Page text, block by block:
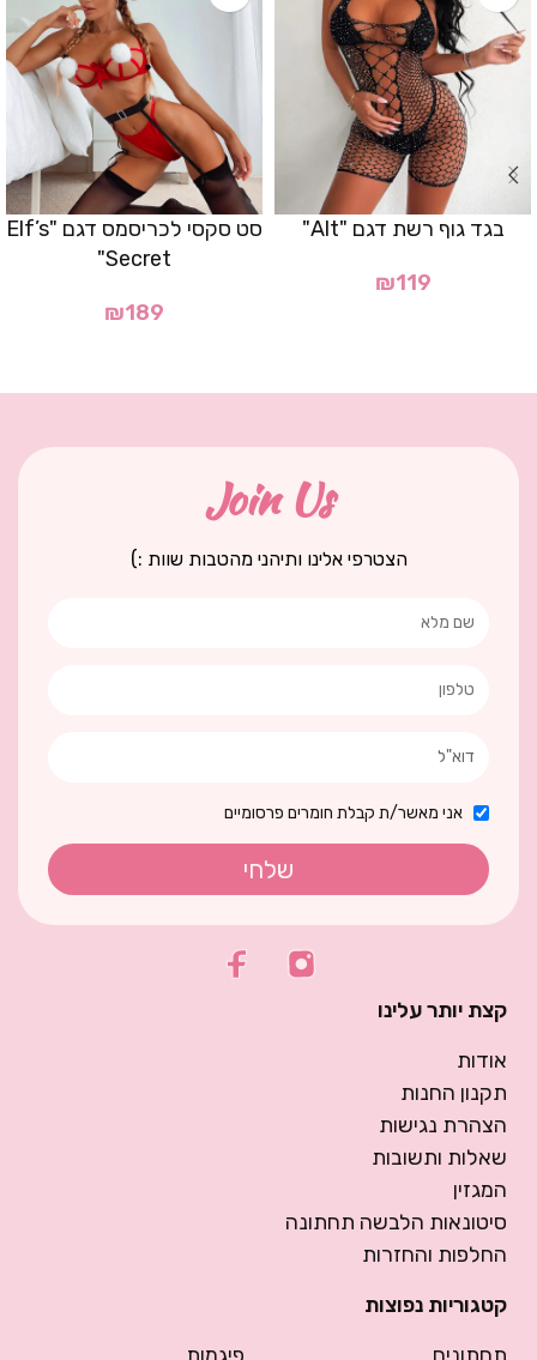
בגד גוף רשת דגם "Alt"
₪119
סט סקסי לכריסמס דגם "Elf’s
Secret"
₪189
Join Us
הצטרפי אלינו ותיהני מהטבות שוות :)
אני מאשר/ת קבלת חומרים פרסומיים
שלחי
קצת יותר עלינו
אודות
תקנון החנות
הצהרת נגישות
שאלות ותשובות
המגזין
סיטונאות הלבשה תחתונה
החלפות והחזרות
קטגוריות נפוצות